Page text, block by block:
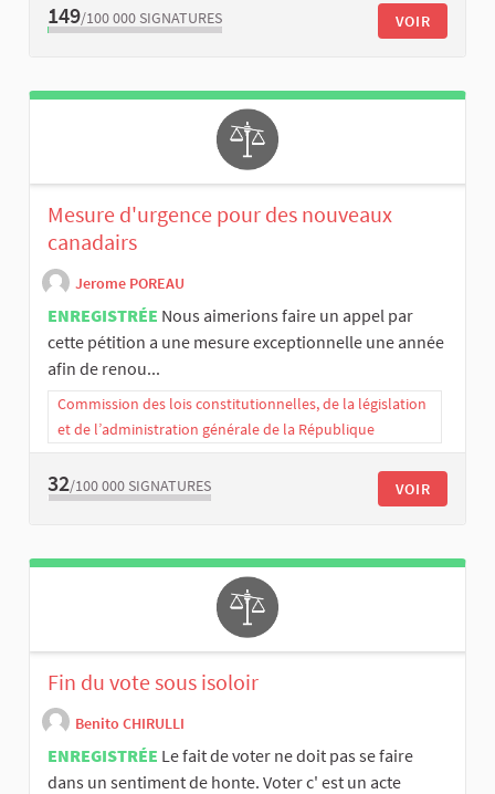
149/100 000 SIGNATURES VOIR
Mesure d'urgence pour des nouveaux
canadairs
Jerome POREAU
ENREGISTRÉE Nous aimerions faire un appel par
cette pétition a une mesure exceptionnelle une année
afin de renou...
Commission des lois constitutionnelles, de la législation
et de l’administration générale de la République
32/100 000 SIGNATURES VOIR
Fin du vote sous isoloir
Benito CHIRULLI
ENREGISTRÉE Le fait de voter ne doit pas se faire
dans un sentiment de honte. Voter c' est un acte